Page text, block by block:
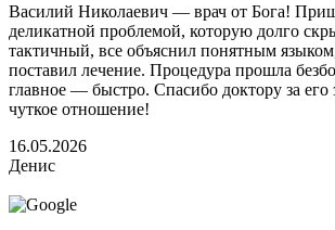
Василий Николаевич — врач от Бога!
деликатной проблемой, которую долго
тактичный, все объяснил понятным
поставил лечение. Процедура прошла
главное — быстро. Спасибо доктору за его
чуткое отношение!
16.05.2026
Денис